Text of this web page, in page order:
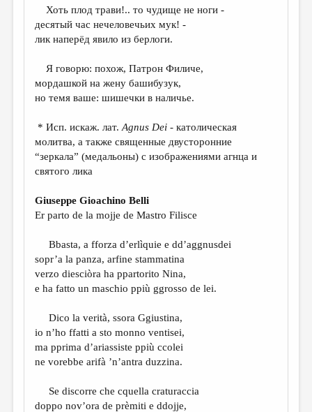
КОНКУРСЫ
КНИЖНАЯ ПОЛКА
ОБЗОР ЛИТЕРАТУРЫ
СТРАНИЦЫ ПАМЯТИ
ОБЪЯВЛЕНИЯ
РЕДКОЛЛЕГИЯ
ОТ РЕДАКЦИИ
МАЛАЯ ПРОЗА
ЭССЕИСТИКА
ЛИТЕРАТУРОВЕДЕНИЕ
КУЛЬТУРОВЕДЕНИЕ
ПУБЛИЦИСТИКА
ЦИКЛЫ ПУБЛИКАЦИЙ
Хоть плод трави!.. то чудище не ноги -
десятый час нечеловечьих мук! -
лик наперёд явило из берлоги.
Я говорю: похож, Патрон Филиче,
мордашкой на жену башибузук,
но темя ваше: шишечки в наличье.
* Исп. искаж. лат.Agnus Dei - католическая
молитва, а также священные двусторонние
“зеркала” (медальоны) с изображениями агнца и
святого лика
Giuseppe Gioachino Belli
Er parto de la mojje de Mastro Filisce
Bbasta, a fforza d’erlìquie e dd’aggnusdei
sopr’a la panza, arfine stammatina
verzo diesciòra ha ppartorito Nina,
e ha fatto un maschio ppiù ggrosso de lei.
Dico la verità, ssora Ggiustina,
io n’ho ffatti a sto monno ventisei,
ma pprima d’ariassiste ppiù ccolei
ne vorebbe arifà ’n’antra duzzina.
Se discorre che cquella craturaccia
doppo nov’ora de prèmiti e ddojje,